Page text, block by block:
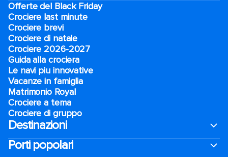
Offerte del Black Friday
Crociere last minute
Crociere brevi​
Crociere di natale​
Crociere 2026-2027
Guida alla crociera
Le navi piu innovative
Vacanze in famiglia
Matrimonio Royal
Crociere a tema
Crociere di gruppo
Destinazioni
Porti popolari